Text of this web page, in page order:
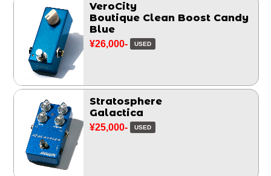
VeroCity
Boutique Clean Boost Candy
Blue
¥26,000- USED
Stratosphere
Galactica
¥25,000- USED